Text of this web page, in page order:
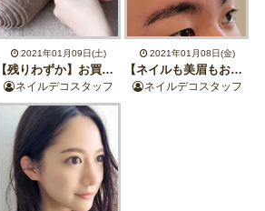
2021年01月09日(土)
【残りわずか】お買い物レシート持参で1500円引きに！【ご新規様限定】
ネイルデコスタッフ
2021年01月08日(金)
【ネイルも美眉もお得に！】お年玉クーポンプレゼント【数量限定】
ネイルデコスタッフ